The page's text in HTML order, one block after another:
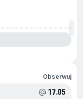
Obserwuj
17.05